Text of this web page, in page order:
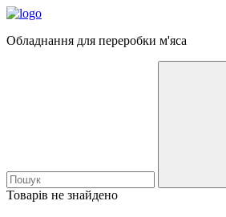
Обладнання для переробки м'яса
Товарів не знайдено